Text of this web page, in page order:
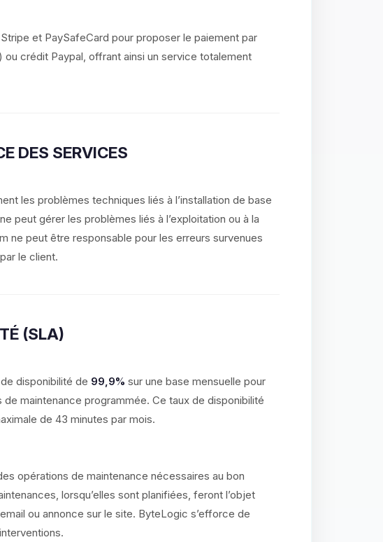
et PaySafeCard pour proposer le paiement par
crédit Paypal, offrant ainsi un service totalement
DES SERVICES
les problèmes techniques liés à l’installation de base
peut gérer les problèmes liés à l’exploitation ou à la
ne peut être responsable pour les erreurs survenues
le client.
(SLA)
disponibilité de 99,9% sur une base mensuelle pour
maintenance programmée. Ce taux de disponibilité
de 43 minutes par mois.
opérations de maintenance nécessaires au bon
lorsqu’elles sont planifiées, feront l’objet
ou annonce sur le site. ByteLogic s’efforce de